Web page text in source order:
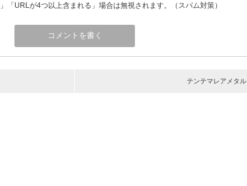
「URLが4つ以上含まれる」場合は無視されます。（スパム対策）
テンテマレアメタル